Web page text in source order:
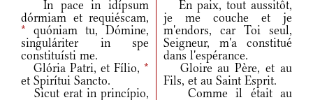
In pace in idípsum
dórmiam et requiéscam,
* quóniam tu, Dómine,
singuláriter in spe
constituísti me.
En paix, tout aussitôt,
je me couche et je
m'endors, car Toi seul,
Seigneur, m'a constitué
dans l'espérance.
Glória Patri, et Fílio, *
et Spirítui Sancto.
Gloire au Père, et au
Fils, et au Saint Esprit.
Sicut erat in princípio,
Comme il était au